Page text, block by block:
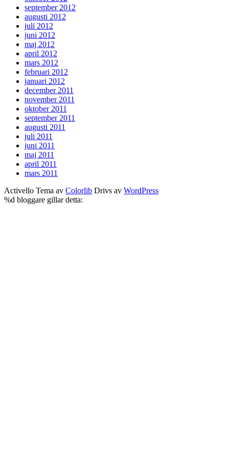
september 2012
augusti 2012
juli 2012
juni 2012
maj 2012
april 2012
mars 2012
februari 2012
januari 2012
december 2011
november 2011
oktober 2011
september 2011
augusti 2011
juli 2011
juni 2011
maj 2011
april 2011
mars 2011
Activello Tema av Colorlib Drivs av WordPress
%d bloggare gillar detta: